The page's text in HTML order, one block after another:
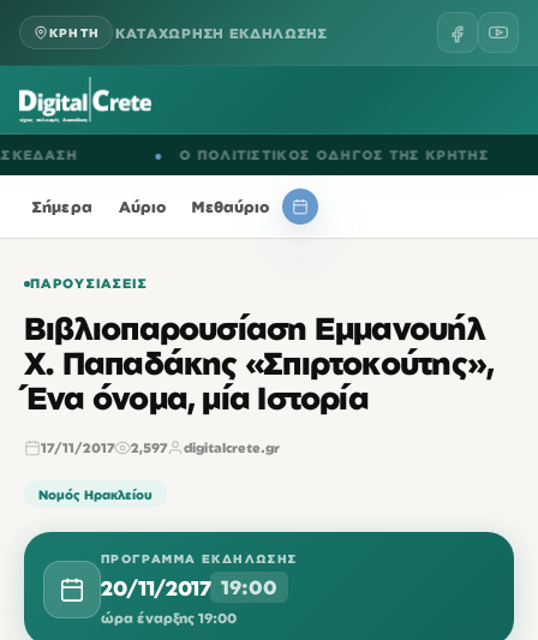
ΚΡΗΤΗ ΚΑΤΑΧΩΡΗΣΗ ΕΚΔΗΛΩΣΗΣ
Ο ΠΟΛΙΤΙΣΤΙΚΟΣ ΟΔΗΓΟΣ ΤΗΣ ΚΡΗΤΗΣ
Σήμερα Αύριο Μεθαύριο
ΠΑΡΟΥΣΙΆΣΕΙΣ
Βιβλιοπαρουσίαση Εμμανουήλ
Χ. Παπαδάκης «Σπιρτοκούτης»,
Ένα όνομα, μία Ιστορία
17/11/2017 2,597 digitalcrete.gr
Νομός Ηρακλείου
ΠΡΌΓΡΑΜΜΑ ΕΚΔΉΛΩΣΗΣ
20/11/2017 19:00
ώρα έναρξης 19:00